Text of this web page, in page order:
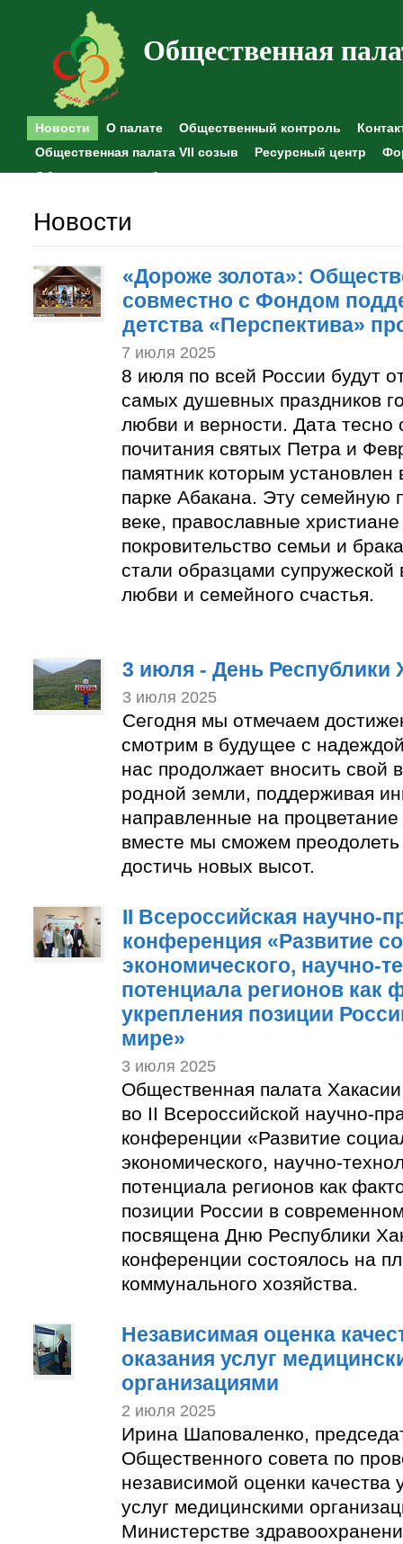
Общественная
Новости О палате Общественный контроль
Общественная палата VII созыв
Ресурсный центр
Общественные наблюдения
Новости
«Дороже золота»:
совместно с Фондом
детства «Перспектива»
7 июля 2025
8 июля по всей России будут
самых душевных праздников
любви и верности. Дата тесно
почитания святых Петра и
памятник которым
парке Абакана. Эту семейную
веке, православные
покровительство семьи и
стали образцами супружеской
любви и семейного счастья.
3 июля - День Республики
3 июля 2025
Сегодня мы отмечаем
смотрим в будущее с
нас продолжает вносить свой
родной земли, поддерживая
направленные на
вместе мы сможем
достичь новых высот.
II Всероссийская научно-
конференция «Развитие
экономического, научно-
потенциала регионов как
укрепления позиции
мире»
3 июля 2025
Общественная палата
во II Всероссийской научно-
конференции «Развитие
экономического, научно-
потенциала регионов как
позиции России в
посвящена Дню Республики
конференции состоялось на
коммунального хозяйства.
Независимая оценка
оказания услуг
организациями
2 июля 2025
Ирина Шаповаленко,
Общественного совета по
независимой оценки качества
услуг медицинскими
Министерстве